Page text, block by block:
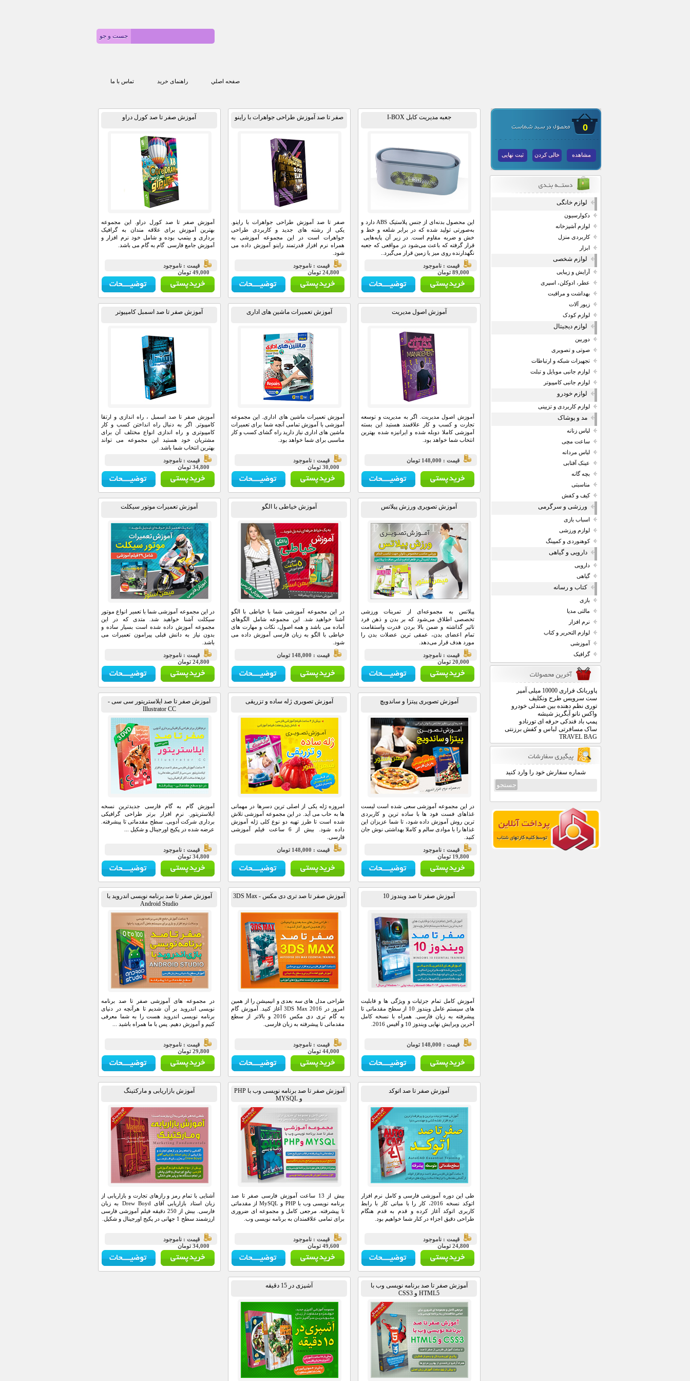
صفحه اصلي راهنمای خرید تماس با ما
0
مشاهده خالی کردن ثبت نهایی
لوازم خانگی
دکوارسیون
لوازم آشپزخانه
کاربردی منزل
ابزار
لوازم شخصی
آرایش و زیبایی
عطر، ادوکلن، اسپری
بهداشت و مراقبت
زیور آلات
لوازم کودک
لوازم دیجیتال
دوربین
صوتی و تصویری
تجهیزات شبکه و ارتباطات
لوازم جانبی موبایل و تبلت
لوازم جانبی کامپیوتر
لوازم خودرو
لوازم کاربردی و تزیینی
مد و پوشاک
لباس زنانه
ساعت مچی
لباس مردانه
عینک آفتابی
بچه گانه
مناسبتی
کیف و کفش
ورزشی و سرگرمی
اسباب بازی
لوازم ورزشی
کوهنوردی و کمپینگ
دارویی و گیاهی
دارویی
گیاهی
کتاب و رسانه
بازی
مالتی مدیا
نرم افزار
لوازم التحریر و کتاب
آموزشی
گرافیک
پاوربانک فراری 10000 میلی آمپر
ست سرویس طرح ونکلیف
توری نظم دهنده بین صندلی خودرو
واکس نانو آبگریز شیشه
پمپ باد فندکی حرفه ای تورنادو
ساک مسافرتی لباس و کفش برزنتی
TRAVEL BAG
شماره سفارش خود را وارد کنید
جعبه مدیریت کابل I-BOX
این محصول بدنه‌ای از جنس پلاستیک ABS دارد و
به‌صورتی تولید شده که در برابر شلعه و خط و
خش و ضربه مقاوم است. در زیر آن پایه‌هایی
قرار گرفته که باعث می‌شود در مواقعی که جعبه
نگهدارنده روی میز یا زمین قرار می‌گیرد..
قيمت : ناموجود
89,000 تومان
صفر تا صد آموزش طراحی جواهرات با راینو
صفر تا صد آموزش طراحی جواهرات با راینو.
یکی از رشته های جدید و کاربردی طراحی
جواهرات است در این مجموعه آموزشی به
همراه نرم افزار قدرتمند راینو آموزش داده می
شود.
قيمت : ناموجود
24,800 تومان
آموزش صفر تا صد کورل دراو
آموزش صفر تا صد کورل دراو. این مجموعه
بهترین آموزش برای علاقه مندان به گرافیک
برداری و بیتمپ بوده و شامل خود نرم افزار و
آموزش جامع فارسی گام به گام می باشد.
قيمت : ناموجود
49,000 تومان
آموزش اصول مدیریت
آموزش اصول مدیریت. اگر به مدیریت و توسعه
تجارت و کسب و کار علاقمند هستید این بسته
آموزشی کاملا دوبله شده و ایرانیزه شده بهترین
انتخاب شما خواهد بود.
قيمت : 148,000 تومان
آموزش تعمیرات ماشین های اداری
آموزش تعمیرات ماشین های اداری. این مجموعه
آموزشی با آموزش تمامی آنچه شما برای تعمیرات
ماشین های اداری نیاز دارید راه گشای کسب و کار
مناسبی برای شما خواهد بود.
قيمت : ناموجود
30,000 تومان
آموزش صفر تا صد اسمبل کامپیوتر
آموزش صفر تا صد اسمبل ، راه اندازی و ارتقا
کامپیوتر. اگر به دنبال راه انداختن کسب و کار
کامپیوتری و راه اندازی انواع مختلف آن برای
مشتریان خود هستید این مجموعه می تواند
بهترین انتخاب شما باشد.
قيمت : ناموجود
34,800 تومان
آموزش تصویری ورزش پیلاتس
پیلاتس به مجموعه‌ای از تمرینات ورزشی
تخصصی اطلاق می‌شود که بر بدن و ذهن فرد
تاثیر گذاشته و ضمن بالا بردن قدرت واستقامت
تمام اعضای بدن، عمقی ترین عضلات بدن را
مورد هدف قرار می‌دهد.
قيمت : ناموجود
20,000 تومان
آموزش خیاطی با الگو
در این مجموعه آموزشی شما با خیاطی با الگو
آشنا خواهید شد. این مجموعه شامل الگوهای
آماده می باشد و همه اصول، نکات و مهارت های
خیاطی با الگو به زبان فارسی آموزش داده می
شود.
قيمت : 148,000 تومان
آموزش تعمیرات موتور سیکلت
در این مجموعه آموزشی شما با تعمیر انواع موتور
سیکلت آشنا خواهید شد. متدی که در این
مجموعه آموزش داده شده است بسیار ساده و
بدون نیاز به دانش قبلی پیرامون تعمیرات می
باشد.
قيمت : ناموجود
24,800 تومان
آموزش تصویری پیتزا و ساندویچ
در این مجموعه آموزشی سعی شده است لیست
غذاهای فست فود ها با ساده ترین و کاربردی
ترین روش آموزش داده شود، تا شما عزیزان این
غذاها را با موادی سالم و کاملا بهداشتی نوش جان
کنید.
قيمت : ناموجود
19,800 تومان
آموزش تصویری ژله ساده و تزریقی
امروزه ژله یکی از اصلی ترین دسرها در مهمانی
ها به حاب می آید. در این مجموعه آموزشی تلاش
شده است تا طرز تهیه دو نوع کلی ژله آموزش
داده شود. بیش از 6 ساعت فیلم آموزشی
فارسی.
قيمت : 148,000 تومان
آموزش صفر تا صد ایلاستریتور سی سی -
Illustrator CC
آموزش گام به گام فارسی جدیدترین نسخه
ایلاستریتور. نرم افزار برتر طراحی گرافیکی
برداری شرکت آدوبی. سطح مقدماتی تا پیشرفته.
عرضه شده در پکیج اورجینال و شکیل ...
قيمت : ناموجود
34,800 تومان
آموزش صفر تا صد ویندوز 10
آموزش کامل تمام جزئیات و ویژگی ها و قابلیت
های سیستم عامل ویندوز 10 از سطح مقدماتی تا
پیشرفته به زبان فارسی. همراه با نسخه کامل
آخرین ویرایش نهایی ویندوز 10 و آفیس 2016.
قيمت : 148,000 تومان
آموزش صفر تا صد تری دی مکس - 3DS Max
طراحی مدل های سه بعدی و انیمیشن را از همین
امروز در 3DS Max 2016 آغاز کنید. آموزش گام
به گام تری دی مکس 2016 و بالاتر از سطع
مقدماتی تا پیشرفته به زبان فارسی.
قيمت : ناموجود
44,000 تومان
آموزش صفر تا صد برنامه نویسی اندروید با
Android Studio
در مجموعه های آموزشی صفر تا صد برنامه
نویسی اندروید بر آن شدیم تا هرآنچه در دنیای
برنامه نویسی اندروید هست را به شما معرفی
کنیم و آموزش دهیم. پس با ما همراه باشید ...
قيمت : ناموجود
29,800 تومان
آموزش صفر تا صد اتوکد
طی این دوره آموزشی فارسی و کامل نرم افزار
اتوکد نسخه 2016، کار را با مبانی کار با رابط
کاربری اتوکد آغاز کرده و قدم به قدم هنگام
طراحی دقیق اجزاء در کنار شما خواهیم بود.
قيمت : ناموجود
24,800 تومان
آموزش صفر تا صد برنامه نویسی وب با PHP
و MYSQL
بیش از 13 ساعت آموزش فارسی صفر تا صد
برنامه نویسی وب با PHP و MySQL از مقدماتی
تا پیشرفته. مرجعی کامل و مجموعه ای ضروری
برای تمامی علاقمندان به برنامه نویسی وب.
قيمت : ناموجود
49,600 تومان
آموزش بازاریابی و مارکتینگ
آشنایی با تمام رمز و رازهای تجارت و بازاریابی از
زبان استاد بازاریابی آقای Drew Boyd به زبان
فارسی. بیش از 250 دقیقه فیلم آموزشی فارسی
ارزشمند سطح 1 جهانی در پکیج اورجینال و شکیل.
قيمت : ناموجود
34,000 تومان
آموزش صفر تا صد برنامه نویسی وب با
HTML5 و CSS3
آشپزی در 15 دقیقه